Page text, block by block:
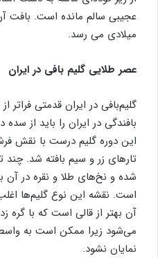
میلادی می رسد.
عصر طلایی گلیم بافی در ایران
گلیم‌بافی در ایران قدمتی فراتر
بافندگی در ایران را باید از
این دوره گلیم درست با نقش
تارهای زر و سیم بافته شد. چند
شده و نخ‌های طلا و نقره در آن
است. نقشه این نوع گلیم‌ها
آن بهتر از قالی است که با
می‌شود زیرا ممکن است به
نمایان نشود.